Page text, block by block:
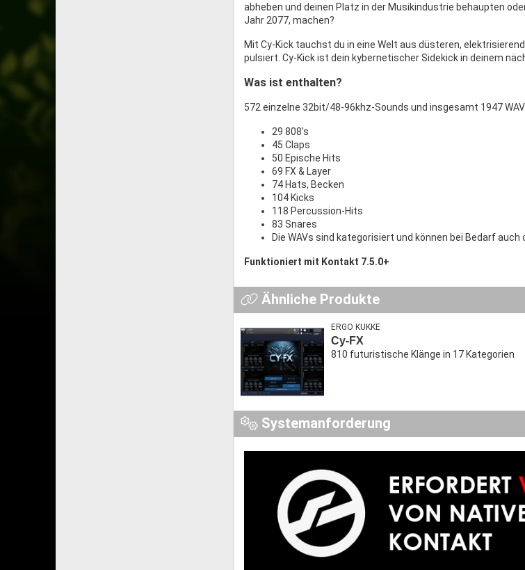
abheben und deinen Platz in der Musikindustrie behaupten
Jahr 2077, machen?
Mit Cy-Kick tauchst du in eine Welt aus düsteren,
pulsiert. Cy-Kick ist dein kybernetischer Sidekick in deinem
Was ist enthalten?
572 einzelne 32bit/48-96khz-Sounds und insgesamt 1947
29 808's
45 Claps
50 Epische Hits
69 FX & Layer
74 Hats, Becken
104 Kicks
118 Percussion-Hits
83 Snares
Die WAVs sind kategorisiert und können bei Bedarf
Funktioniert mit Kontakt 7.5.0+
Ähnliche Produkte
ERGO KUKKE
Cy-FX
810 futuristische Klänge in 17 Kategorien
Systemanforderung